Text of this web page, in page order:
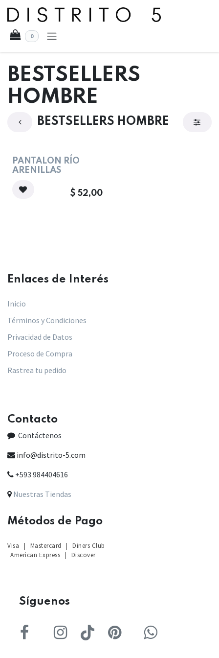
Ir al contenido
0
BESTSELLERS
HOMBRE
BESTSELLERS HOMBRE
PANTALON RÍO
ARENILLAS
$ 52,00
Enlaces de Interés​
Inicio
Términos y Condiciones
Privacidad de Datos
Proceso de Compra
Rastrea tu pedido
Contacto
Contáctenos
info@distrito-5.com
+593 984404616
Nuestras Tiendas
Métodos de Pago
Visa | Mastercard |
Diners Club
American Express | Discover
Síguenos